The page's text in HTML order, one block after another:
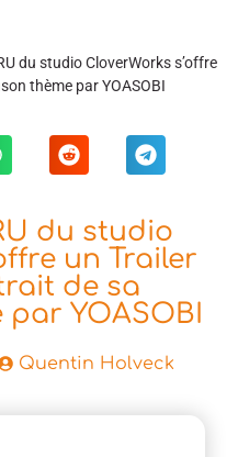
du studio CloverWorks s’offre
thème par YOASOBI
du studio
un Trailer
de sa
YOASOBI
Quentin Holveck